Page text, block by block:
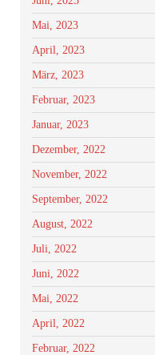
Mai, 2023
April, 2023
März, 2023
Februar, 2023
Januar, 2023
Dezember, 2022
November, 2022
September, 2022
August, 2022
Juli, 2022
Juni, 2022
Mai, 2022
April, 2022
Februar, 2022